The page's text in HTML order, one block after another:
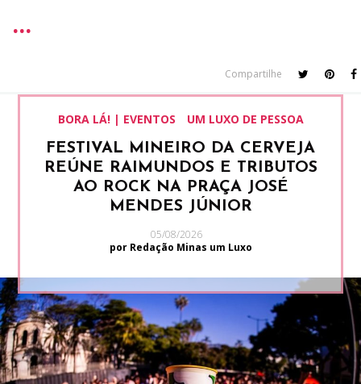
Compartilhe
BORA LÁ! | EVENTOS UM LUXO DE PESSOA
FESTIVAL MINEIRO DA CERVEJA
REÚNE RAIMUNDOS E TRIBUTOS
AO ROCK NA PRAÇA JOSÉ
MENDES JÚNIOR
05/08/2026
por Redação Minas um Luxo